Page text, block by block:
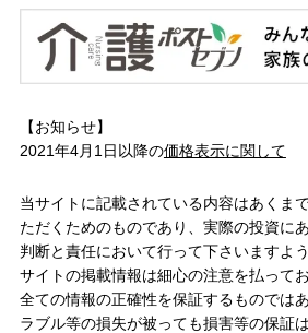
【お知らせ】
2021年4月1日以降の価格表示に関して
当サイトに記載されている内容はあくま
ただくためのものであり、実際の投資に
判断と責任において行って下さいますよ
サイトの掲載情報は細心の注意を払って
全ての情報の正確性を保証するものでは
ラブル等の損失が被っても損害等の保証